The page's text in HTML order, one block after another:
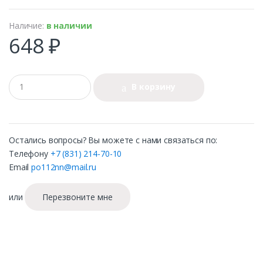
Наличие: в наличии
648 ₽
Остались вопросы? Вы можете с нами связаться по:
Телефону +7 (831) 214-70-10
Emailpo112nn@mail.ru
или Перезвоните мне